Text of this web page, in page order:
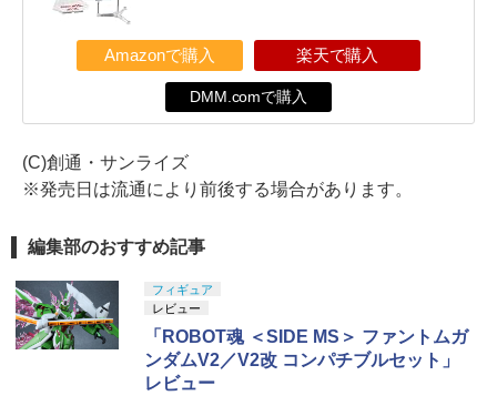
Amazonで購入 楽天で購入
DMM.comで購入
(C)創通・サンライズ
※発売日は流通により前後する場合があります。
編集部のおすすめ記事
フィギュア
レビュー
「ROBOT魂 ＜SIDE MS＞ ファントムガ
ンダムV2／V2改 コンパチブルセット」
レビュー